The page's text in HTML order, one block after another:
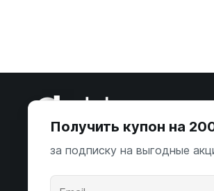
ООО «Некстайп» 2026 © Все
защищены
Получить купон на
за подписку на выгодные